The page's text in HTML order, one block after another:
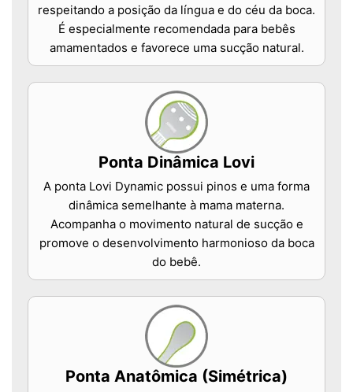
respeitando a posição da língua e do céu da boca.
É especialmente recomendada para bebês
amamentados e favorece uma sucção natural.
Ponta Dinâmica Lovi
A ponta Lovi Dynamic possui pinos e uma forma
dinâmica semelhante à mama materna.
Acompanha o movimento natural de sucção e
promove o desenvolvimento harmonioso da boca
do bebê.
Ponta Anatômica (Simétrica)